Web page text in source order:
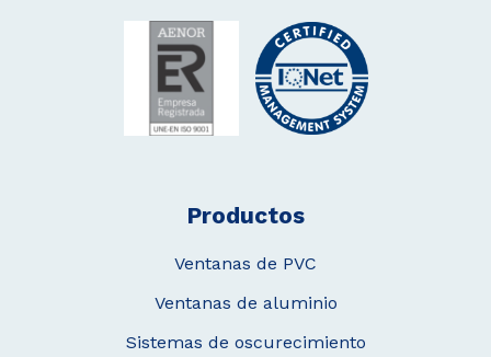
Productos
Ventanas de PVC
Ventanas de aluminio
Sistemas de oscurecimiento